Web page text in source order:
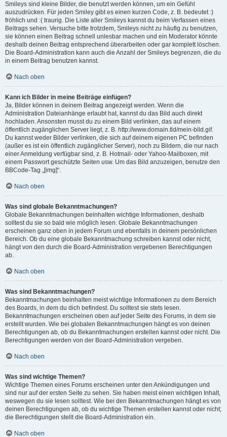
Smileys sind kleine Bilder, die benutzt werden können, um ein Gefühl
auszudrücken. Für jeden Smiley gibt es einen kurzen Code, z. B. bedeutet :)
fröhlich und :( traurig. Die Liste aller Smileys kannst du beim Verfassen eines
Beitrags sehen. Versuche bitte trotzdem, Smileys nicht zu häufig zu benutzen,
sie können einen Beitrag schnell unlesbar machen und ein Moderator könnte
deshalb deinen Beitrag entsprechend überarbeiten oder gar komplett löschen.
Die Board-Administration kann auch die Anzahl der Smileys begrenzen, die du
in einem Beitrag benutzen kannst.
Nach oben
Kann ich Bilder in meine Beiträge einfügen?
Ja, Bilder können in deinem Beitrag angezeigt werden. Wenn die
Administration Dateianhänge erlaubt hat, kannst du das Bild auch direkt
hochladen. Ansonsten musst du zu einem Bild verlinken, das auf einem
öffentlich zugänglichen Server liegt, z. B. http://www.domain.tld/mein-bild.gif.
Du kannst weder Bilder verlinken, die sich auf deinem eigenen PC befinden
(außer es ist ein öffentlich zugänglicher Server), noch zu Bildern, die nur nach
einer Anmeldung verfügbar sind, z. B. Hotmail- oder Yahoo-Mailboxen, mit
einem Passwort geschützte Seiten usw. Um das Bild anzuzeigen, benutze den
BBCode-Tag „[img]“.
Nach oben
Was sind globale Bekanntmachungen?
Globale Bekanntmachungen beinhalten wichtige Informationen, deshalb
solltest du sie so bald wie möglich lesen. Globale Bekanntmachungen
erscheinen ganz oben in jedem Forum und ebenfalls in deinem persönlichen
Bereich. Ob du eine globale Bekanntmachung schreiben kannst oder nicht,
hängt von den durch die Board-Administration vergebenen Berechtigungen
ab.
Nach oben
Was sind Bekanntmachungen?
Bekanntmachungen beinhalten meist wichtige Informationen zu dem Bereich
des Boards, in dem du dich befindest. Du solltest sie stets lesen.
Bekanntmachungen erscheinen oben auf jeder Seite des Forums, in dem sie
erstellt wurden. Wie bei globalen Bekanntmachungen hängt es von deinen
Berechtigungen ab, ob du Bekanntmachungen erstellen kannst oder nicht. Die
Berechtigungen werden von der Board-Administration vergeben.
Nach oben
Was sind wichtige Themen?
Wichtige Themen eines Forums erscheinen unter den Ankündigungen und
sind nur auf der ersten Seite zu sehen. Sie haben meist einen wichtigen Inhalt,
weswegen du sie lesen solltest. Wie bei den Bekanntmachungen hängt es von
deinen Berechtigungen ab, ob du wichtige Themen erstellen kannst oder nicht;
die Berechtigungen stellt die Board-Administration ein.
Nach oben